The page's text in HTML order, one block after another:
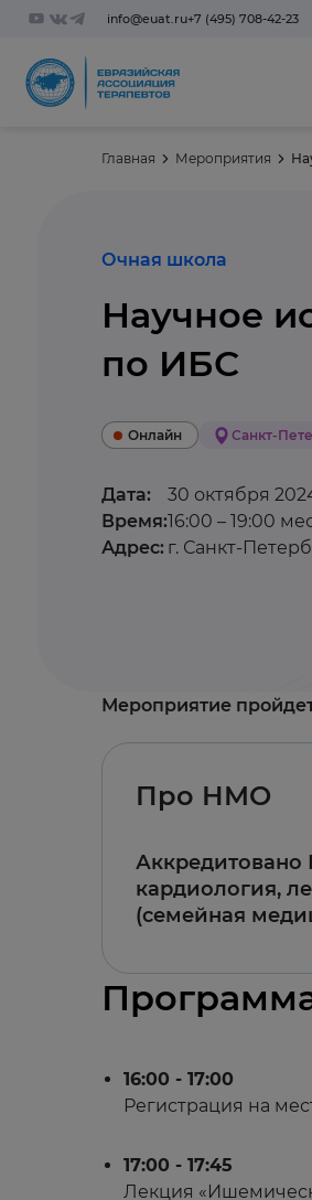
info@euat.ru+7 (495) 708-42-23
Главная Мероприятия
Очная школа
Научное
по ИБС
Онлайн Санкт-
Дата:
30 октября
Время:16:00 – 19:00
Адрес: г. Санкт-
Мероприятие
Про НМО
Аккредитовано
кардиология,
(семейная
16:00 - 17:00
Регистрация на
17:00 - 17:45
Лекция